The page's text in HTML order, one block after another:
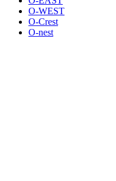
O-WEST
O-Crest
O-nest